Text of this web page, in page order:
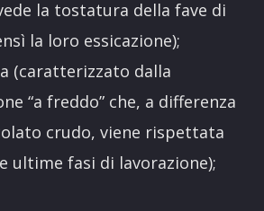
la tostatura della fave di
la loro essicazione);
(caratterizzato dalla
“a freddo” che, a differenza
crudo, viene rispettata
ultime fasi di lavorazione);